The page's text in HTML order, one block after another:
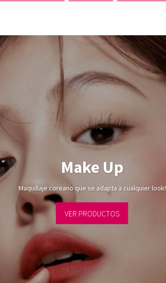
Make Up
Maquillaje coreano que se adapta a cualquier look!
VER PRODUCTOS